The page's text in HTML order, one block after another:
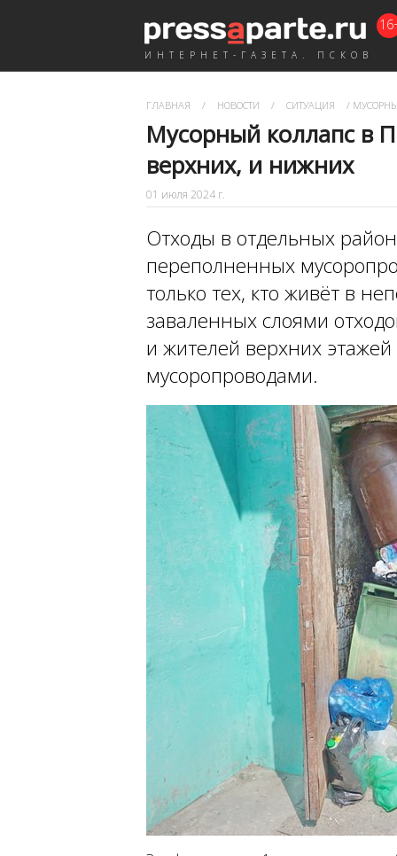
ИНТЕРНЕТ-ГАЗЕТА. ПСКОВ
ГЛАВНАЯ / НОВОСТИ / СИТУАЦИЯ /
Мусорный коллапс в
верхних, и нижних
01 июля 2024 г.
Отходы в отдельных
переполненных
только тех, кто живёт в
заваленных слоями
и жителей верхних
мусоропроводами.